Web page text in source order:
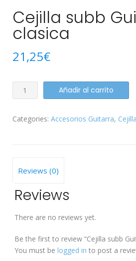
Cejilla subb
clasica
21,25€
Cejilla
subb
clasica
Añadir al carrito
Categories: Accesorios Guitarra,
Reviews (0)
Reviews
There are no reviews yet.
Be the first to review “Cejilla subb
You must be logged in to post a